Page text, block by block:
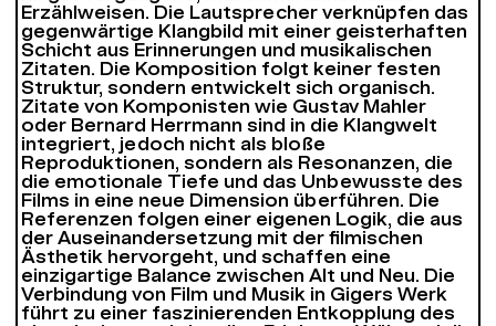
Erzählweisen. Die Lautsprecher verknüpfen das
gegenwärtige Klangbild mit einer geisterhaften
Schicht aus Erinnerungen und musikalischen
Zitaten. Die Komposition folgt keiner festen
Struktur, sondern entwickelt sich organisch.
Zitate von Komponisten wie Gustav Mahler
oder Bernard Herrmann sind in die Klangwelt
integriert, jedoch nicht als bloße
Reproduktionen, sondern als Resonanzen, die
die emotionale Tiefe und das Unbewusste des
Films in eine neue Dimension überführen. Die
Referenzen folgen einer eigenen Logik, die aus
der Auseinandersetzung mit der filmischen
Ästhetik hervorgeht, und schaffen eine
einzigartige Balance zwischen Alt und Neu. Die
Verbindung von Film und Musik in Gigers Werk
führt zu einer faszinierenden Entkopplung des